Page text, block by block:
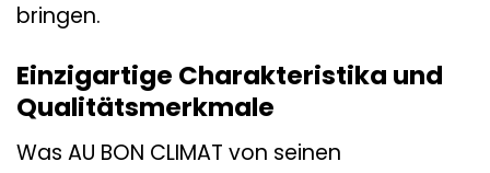
bringen.
Einzigartige Charakteristika und
Qualitätsmerkmale
Was AU BON CLIMAT von seinen